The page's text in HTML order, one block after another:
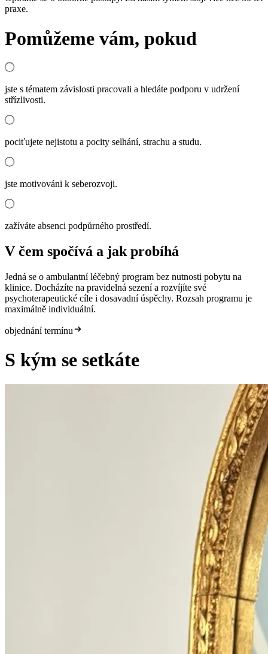
praxe.
Pomůžeme vám, pokud
jste s tématem závislosti pracovali a hledáte podporu v udržení
střízlivosti.
pociťujete nejistotu a pocity selhání, strachu a studu.
jste motivováni k seberozvoji.
zažíváte absenci podpůrného prostředí.
V čem spočívá a jak probíhá
Jedná se o ambulantní léčebný program bez nutnosti pobytu na
klinice. Docházíte na pravidelná sezení a rozvíjíte své
psychoterapeutické cíle i dosavadní úspěchy. Rozsah programu je
maximálně individuální.
objednání termínu
S kým se setkáte